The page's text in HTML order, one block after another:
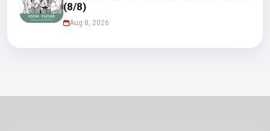
(8/8)
Aug 8, 2026